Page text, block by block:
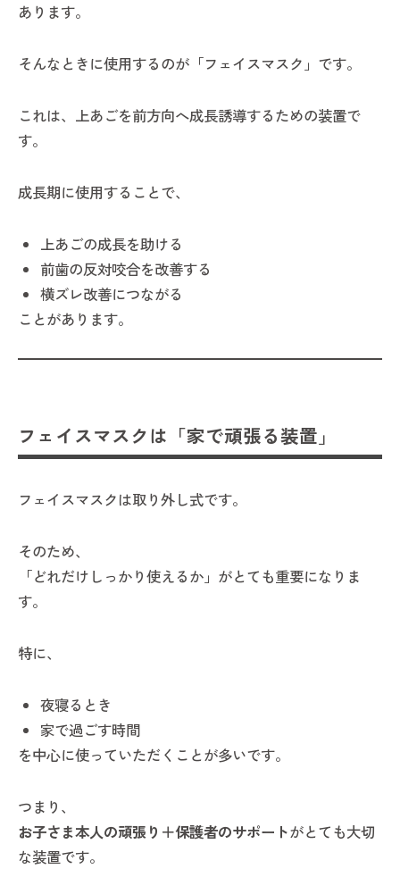
あります。
そんなときに使用するのが「フェイスマスク」です。
これは、上あごを前方向へ成長誘導するための装置で
す。
成長期に使用することで、
上あごの成長を助ける
前歯の反対咬合を改善する
横ズレ改善につながる
ことがあります。
フェイスマスクは「家で頑張る装置」
フェイスマスクは取り外し式です。
そのため、
「どれだけしっかり使えるか」がとても重要になりま
す。
特に、
夜寝るとき
家で過ごす時間
を中心に使っていただくことが多いです。
つまり、
お子さま本人の頑張り＋保護者のサポートがとても大切
な装置です。